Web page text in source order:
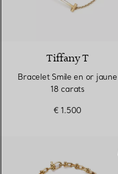
Tiffany T
Bracelet Smile en or jaune
18 carats
€ 1.500